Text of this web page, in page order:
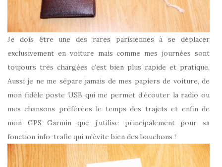
Je dois être une des rares parisiennes à se déplacer
exclusivement en voiture mais comme mes journées sont
toujours très chargées c’est bien plus rapide et pratique.
Aussi je ne me sépare jamais de mes papiers de voiture, de
mon fidèle poste USB qui me permet d’écouter la radio ou
mes chansons préférées le temps des trajets et enfin de
mon GPS Garmin que j’utilise principalement pour sa
fonction info-trafic qui m’évite bien des bouchons !